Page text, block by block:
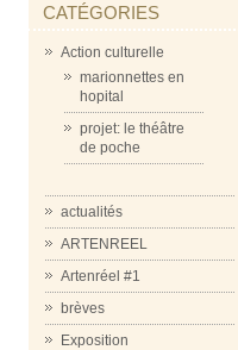
CATÉGORIES
Action culturelle
marionnettes en
hopital
projet: le théâtre
de poche
actualités
ARTENREEL
Artenréel #1
brèves
Exposition